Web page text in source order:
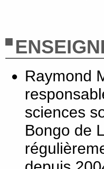
Raymond
sciences
Bongo de